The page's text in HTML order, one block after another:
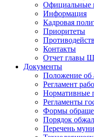
Официальные
Информация
Кадровая
Приоритеты
Контакты
Отчет главы
Документы
Положение об
Регламент
Нормативные
Регламенты
Формы
Порядок
Перечень